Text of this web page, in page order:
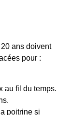
ans doivent
pour :
au fil du temps.
poitrine si